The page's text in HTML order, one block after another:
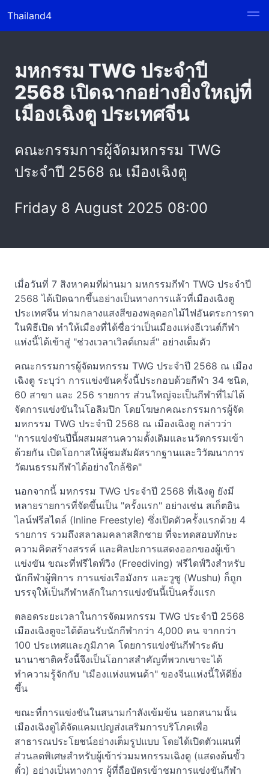
Thailand4
มหกรรม TWG ประจำปี
2568 เปิดฉากอย่างยิ่งใหญ่ที่
เมืองเฉิงตู ประเทศจีน
คณะกรรมการผู้จัดมหกรรม TWG
ประจำปี 2568 ณ เมืองเฉิงตู
Friday 8 August 2025 08:00
เมื่อวันที่ 7 สิงหาคมที่ผ่านมา มหกรรมกีฬา TWG ประจำปี
2568 ได้เปิดฉากขึ้นอย่างเป็นทางการแล้วที่เมืองเฉิงตู
ประเทศจีน ท่ามกลางแสงสีของพลุดอกไม้ไฟอันตระการตา
ในพิธีเปิด ทำให้เมืองที่ได้ชื่อว่าเป็นเมืองแห่งอีเวนต์กีฬา
แห่งนี้ได้เข้าสู่ "ช่วงเวลาเวิลด์เกมส์" อย่างเต็มตัว
คณะกรรมการผู้จัดมหกรรม TWG ประจำปี 2568 ณ เมือง
เฉิงตู ระบุว่า การแข่งขันครั้งนี้ประกอบด้วยกีฬา 34 ชนิด,
60 สาขา และ 256 รายการ ส่วนใหญ่จะเป็นกีฬาที่ไม่ได้
จัดการแข่งขันในโอลิมปิก โดยโฆษกคณะกรรมการผู้จัด
มหกรรม TWG ประจำปี 2568 ณ เมืองเฉิงตู กล่าวว่า
"การแข่งขันปีนี้ผสมผสานความดั้งเดิมและนวัตกรรมเข้า
ด้วยกัน เปิดโอกาสให้ผู้ชมสัมผัสรากฐานและวิวัฒนาการ
วัฒนธรรมกีฬาได้อย่างใกล้ชิด"
นอกจากนี้ มหกรรม TWG ประจำปี 2568 ที่เฉิงตู ยังมี
หลายรายการที่จัดขึ้นเป็น "ครั้งแรก" อย่างเช่น สเก็ตอิน
ไลน์ฟรีสไตล์ (Inline Freestyle) ซึ่งเปิดตัวครั้งแรกด้วย 4
รายการ รวมถึงสลาลมคลาสสิกชาย ที่จะทดสอบทักษะ
ความคิดสร้างสรรค์ และศิลปะการแสดงออกของผู้เข้า
แข่งขัน ขณะที่ฟรีไดฟ์วิง (Freediving) ฟรีไดฟ์วิงสำหรับ
นักกีฬาผู้พิการ การแข่งเรือมังกร และวูซู (Wushu) ก็ถูก
บรรจุให้เป็นกีฬาหลักในการแข่งขันนี้เป็นครั้งแรก
ตลอดระยะเวลาในการจัดมหกรรม TWG ประจำปี 2568
เมืองเฉิงตูจะได้ต้อนรับนักกีฬากว่า 4,000 คน จากกว่า
100 ประเทศและภูมิภาค โดยการแข่งขันกีฬาระดับ
นานาชาติครั้งนี้จึงเป็นโอกาสสำคัญที่พวกเขาจะได้
ทำความรู้จักกับ "เมืองแห่งแพนด้า" ของจีนแห่งนี้ให้ดียิ่ง
ขึ้น
ขณะที่การแข่งขันในสนามกำลังเข้มข้น นอกสนามนั้น
เมืองเฉิงตูได้จัดแคมเปญส่งเสริมการบริโภคเพื่อ
สาธารณประโยชน์อย่างเต็มรูปแบบ โดยได้เปิดตัวแผนที่
ส่วนลดพิเศษสำหรับผู้เข้าร่วมมหกรรมเฉิงตู (แสดงต้นขั้ว
ตั๋ว) อย่างเป็นทางการ ผู้ที่ถือบัตรเข้าชมการแข่งขันกีฬา